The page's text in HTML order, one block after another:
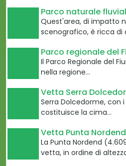
Parco naturale
Quest'area, di impatto
scenografico, è ricca di
Parco regionale del
Il Parco Regionale del
nella regione…
Vetta Serra
Serra Dolcedorme, con
costituisce la cima…
Vetta Punta Nordend
La Punta Nordend
vetta, in ordine di